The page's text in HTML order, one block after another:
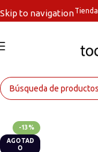
Skip to navigation
Inicio Radios Handys
-13%
AGOTAD
O